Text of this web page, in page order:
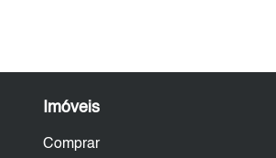
Imóveis
Comprar